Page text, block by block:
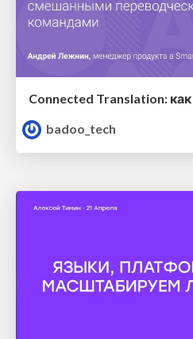
badoo_tech